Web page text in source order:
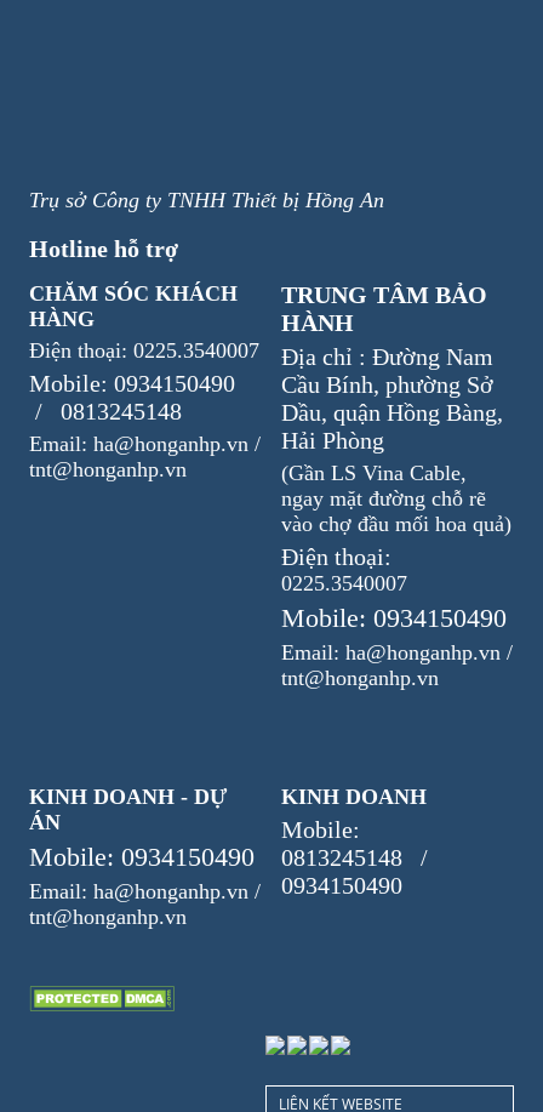
Trụ sở Công ty TNHH Thiết bị Hồng An
Hotline hỗ trợ
CHĂM SÓC KHÁCH
HÀNG
Điện thoại: 0225.3540007
Mobile: 0934150490
/ 0813245148
Email: ha@honganhp.vn /
tnt@honganhp.vn
TRUNG TÂM BẢO
HÀNH
Địa chỉ : Đường Nam
Cầu Bính, phường Sở
Dầu, quận Hồng Bàng,
Hải Phòng
(Gần LS Vina Cable,
ngay mặt đường chỗ rẽ
vào chợ đầu mối hoa quả)
Điện thoại:
0225.3540007
Mobile: 0934150490
Email: ha@honganhp.vn /
tnt@honganhp.vn
KINH DOANH - DỰ
ÁN
Mobile: 0934150490
Email: ha@honganhp.vn /
tnt@honganhp.vn
KINH DOANH
Mobile:
0813245148 /
0934150490
LIÊN KẾT WEBSITE